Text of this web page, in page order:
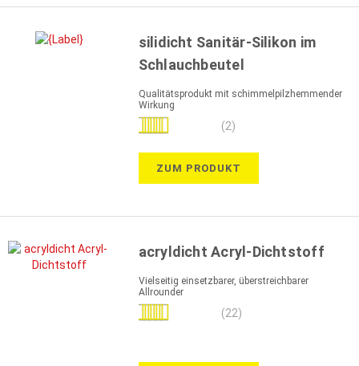
silidicht Sanitär-Silikon im
Schlauchbeutel
Qualitätsprodukt mit schimmelpilzhemmender
Wirkung
Bewertung:
(2)
ZUM PRODUKT
acryldicht Acryl-Dichtstoff
Vielseitig einsetzbarer, überstreichbarer
Allrounder
Bewertung:
(22)